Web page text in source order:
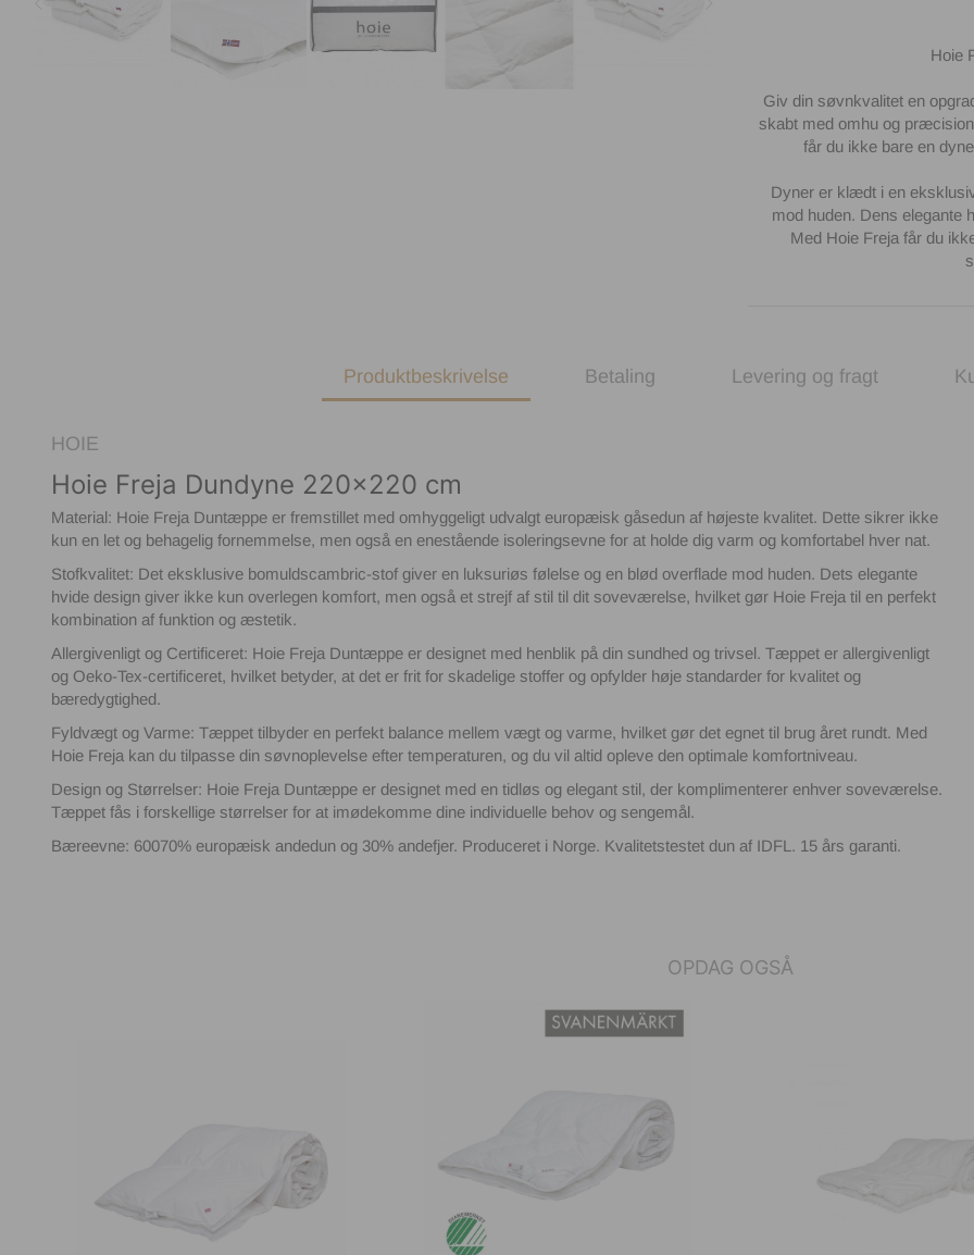
Hoie
Giv din søvnkvalitet en
skabt med omhu og
får du ikke bare en
Dyner er klædt i en
mod huden. Dens elegante
Med Hoie Freja får du
Produktbeskrivelse
HOIE
Hoie Freja Dundyne 220x220 cm
Material: Hoie Freja Duntæppe er fremstillet med omhyggeligt udvalgt europæisk gåsedun af højeste kvalitet. Dette sikrer ikke
kun en let og behagelig fornemmelse, men også en enestående isoleringsevne for at holde dig varm og komfortabel hver nat.
Stofkvalitet: Det eksklusive bomuldscambric-stof giver en luksuriøs følelse og en blød overflade mod huden. Dets elegante
hvide design giver ikke kun overlegen komfort, men også et strejf af stil til dit soveværelse, hvilket gør Hoie Freja til en perfekt
kombination af funktion og æstetik.
Allergivenligt og Certificeret: Hoie Freja Duntæppe er designet med henblik på din sundhed og trivsel. Tæppet er allergivenligt
og Oeko-Tex-certificeret, hvilket betyder, at det er frit for skadelige stoffer og opfylder høje standarder for kvalitet og
bæredygtighed.
Fyldvægt og Varme: Tæppet tilbyder en perfekt balance mellem vægt og varme, hvilket gør det egnet til brug året rundt. Med
Hoie Freja kan du tilpasse din søvnoplevelse efter temperaturen, og du vil altid opleve den optimale komfortniveau.
Design og Størrelser: Hoie Freja Duntæppe er designet med en tidløs og elegant stil, der komplimenterer enhver soveværelse.
Tæppet fås i forskellige størrelser for at imødekomme dine individuelle behov og sengemål.
Bæreevne: 60070% europæisk andedun og 30% andefjer. Produceret i Norge. Kvalitetstestet dun af IDFL. 15 års garanti.
Betaling Levering og fragt
OPDAG OGSÅ